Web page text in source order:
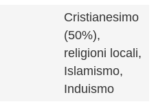
Cristianesimo
(50%),
religioni locali,
Islamismo,
Induismo